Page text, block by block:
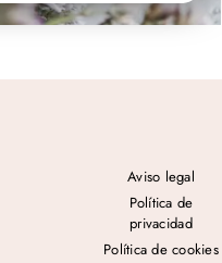
Aviso legal
Política de
privacidad
Política de cookies